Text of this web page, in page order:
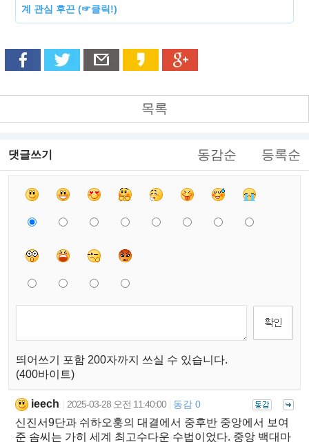
계 관심 후끈 (☞클릭!)
목록
댓글쓰기 동감순 등록순
띄어쓰기 포함 200자까지 쓰실 수 있습니다.
(400바이트)
ieech 2025-03-28 오전 11:40:00 동감 0
신진서9단과 쉬하오훙의 대결에서 중후반 중앙에서 보여
준 솜씨는 가히 세계 최고수다운 수법이었다. 중앙 백대마